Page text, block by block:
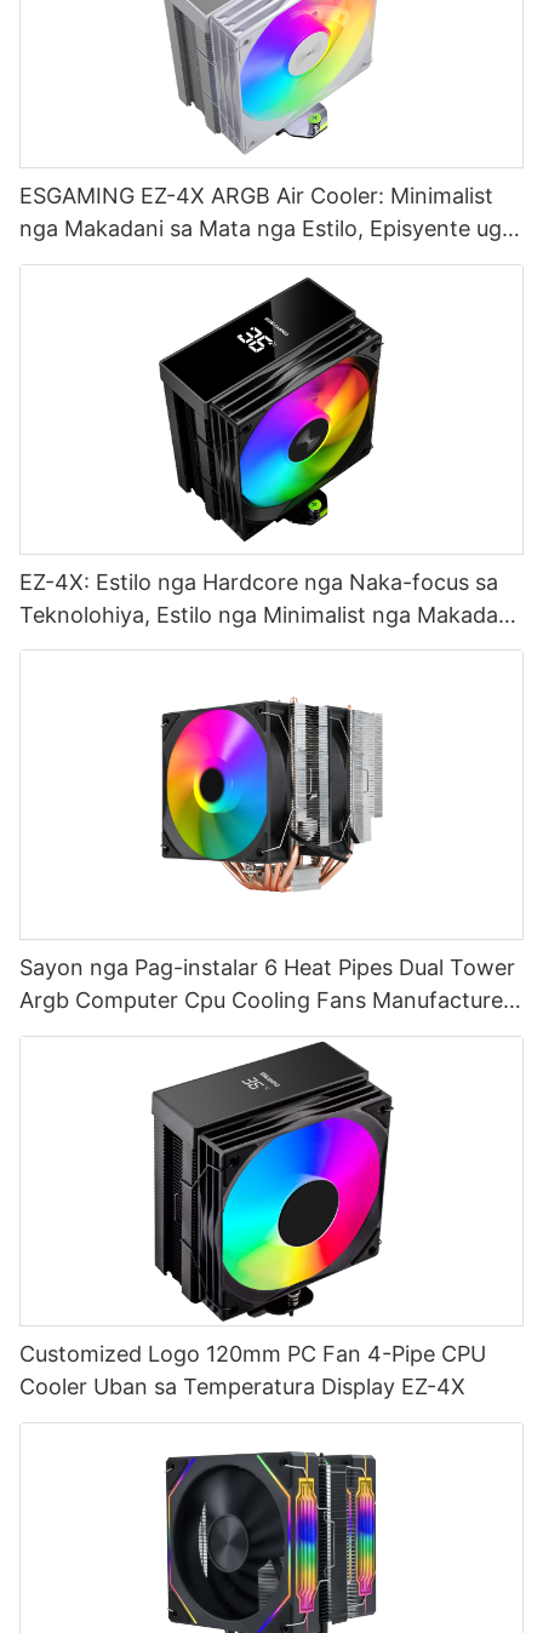
ESGAMING EZ-4X ARGB Air Cooler: Minimalist
nga Makadani sa Mata nga Estilo, Episyente ug
Hilom, Usa ka Pilian sa mga Gamer
EZ-4X: Estilo nga Hardcore nga Naka-focus sa
Teknolohiya, Estilo nga Minimalist nga Makadani
sa Mata, Estilo nga Naka-focus sa Kasinatian-
Sayon nga Pag-instalar 6 Heat Pipes Dual Tower
Argb Computer Cpu Cooling Fans Manufacturer
T2-2F
Customized Logo 120mm PC Fan 4-Pipe CPU
Cooler Uban sa Temperatura Display EZ-4X